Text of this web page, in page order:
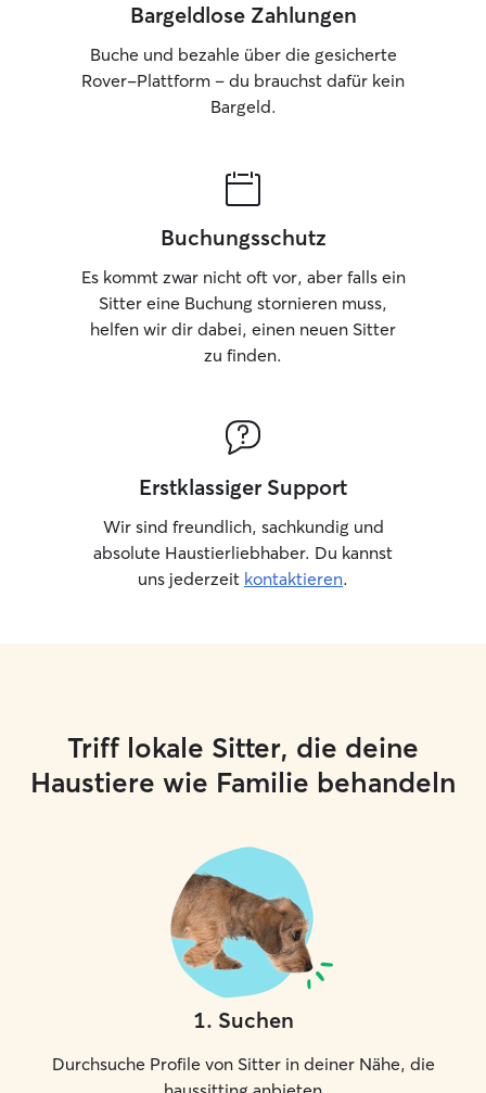
Bargeldlose Zahlungen
Buche und bezahle über die gesicherte
Rover-Plattform – du brauchst dafür kein
Bargeld.
Buchungsschutz
Es kommt zwar nicht oft vor, aber falls ein
Sitter eine Buchung stornieren muss,
helfen wir dir dabei, einen neuen Sitter
zu finden.
Erstklassiger Support
Wir sind freundlich, sachkundig und
absolute Haustierliebhaber. Du kannst
uns jederzeit kontaktieren.
Triff lokale Sitter, die deine
Haustiere wie Familie behandeln
1. Suchen
Durchsuche Profile von Sitter in deiner Nähe, die